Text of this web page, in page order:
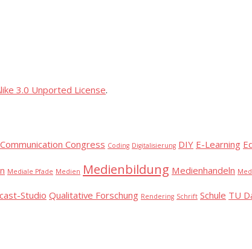
3.0 Unported License.
Congress Coding Digitalisierung DIY E-Learning
Mediale Pfade Medien Medienbildung Medienhandeln
Studio Qualitative Forschung Rendering Schrift Schule TU